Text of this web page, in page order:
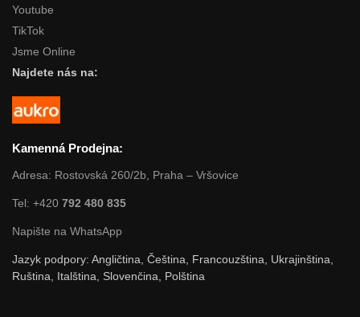
Youtube
TikTok
Jsme Online
Najdete nás na:
Kamenná Prodejna:
Adresa: Rostovská 260/2b, Praha – Vršovice
Tel: +420 792 480 835
Napište na WhatsApp
Jazyk podpory: Angličtina, Čeština, Francouzština, Ukrajinština,
Ruština, Italština, Slovenčina, Polština